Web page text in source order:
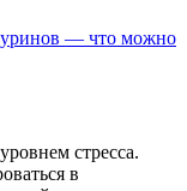
— что можно
стресса.
в